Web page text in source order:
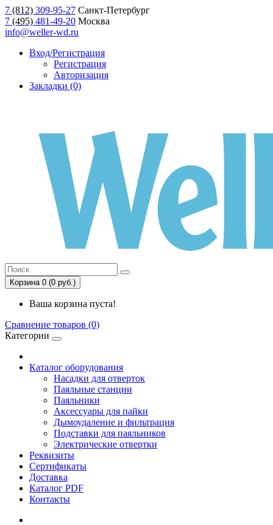
7 (812) 309-95-27 Санкт-Петербург
7 (495) 481-49-20 Москва
info@weller-wd.ru
Вход/Регистрация
Регистрация
Авторизация
Закладки (0)
Корзина 0 (0 руб.)
Ваша корзина пуста!
Сравнение товаров (0)
Категории
Каталог оборудования
Насадки для отверток
Паяльные станции
Паяльники
Аксессуары для пайки
Дымоудаление и фильтрация
Подставки для паяльников
Электрические отвертки
Реквизиты
Сертификаты
Доставка
Каталог PDF
Контакты